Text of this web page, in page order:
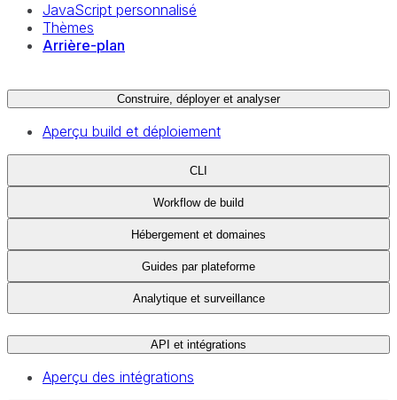
JavaScript personnalisé
Thèmes
Arrière-plan
Construire, déployer et analyser
Aperçu build et déploiement
CLI
Workflow de build
Hébergement et domaines
Guides par plateforme
Analytique et surveillance
API et intégrations
Aperçu des intégrations